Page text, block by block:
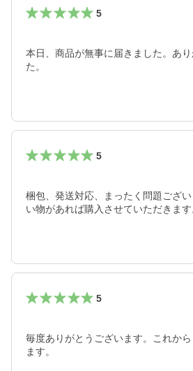
5
本日、商品が無事に届きました。あ
た。
5
梱包、発送対応、まったく問題ござ
い物があれば購入させていただきます
5
毎度ありがとうございます。これか
ます。